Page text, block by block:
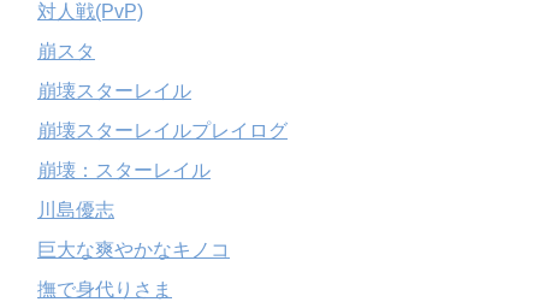
対人戦(PvP)
崩スタ
崩壊スターレイル
崩壊スターレイルプレイログ
崩壊：スターレイル
川島優志
巨大な爽やかなキノコ
撫で身代りさま